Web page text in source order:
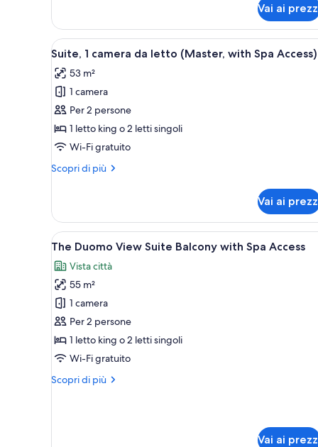
with
Spa
Access)
Vai ai
Apri
tutte
le
foto
per
Suite,
1
da
with
Spa
Access)
Un soggiorno moderno con
6
Suite, 1 camera da letto (Master, with Spa Access)
53 m²
1 camera
Per 2 persone
1 letto king o 2 letti singoli
Wi-Fi gratuito
Scopri di più
Altri
1
camera
da
(Master,
with
Spa
Access)
Vai ai
Apri
tutte
le
foto
per
The
Duomo
View
Balcony
Una camera d'albergo
4
The Duomo View Suite Balcony with Spa Access
Vista città
55 m²
1 camera
Per 2 persone
1 letto king o 2 letti singoli
Wi-Fi gratuito
Scopri di più
Altri
Vai ai